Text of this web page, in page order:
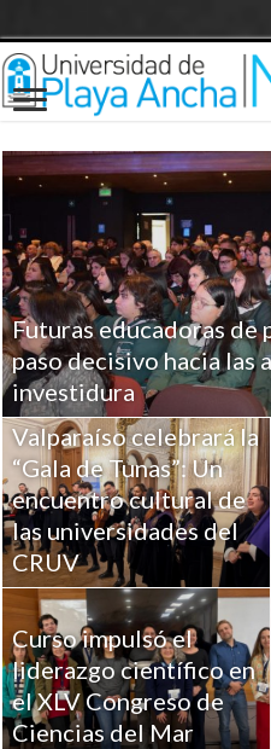
Futuras educadoras de
paso decisivo hacia las
investidura
Valparaíso celebrará la
“Gala de Tunas”: Un
encuentro cultural de
las universidades del
CRUV
Curso impulsó el
liderazgo científico en
el XLV Congreso de
Ciencias del Mar